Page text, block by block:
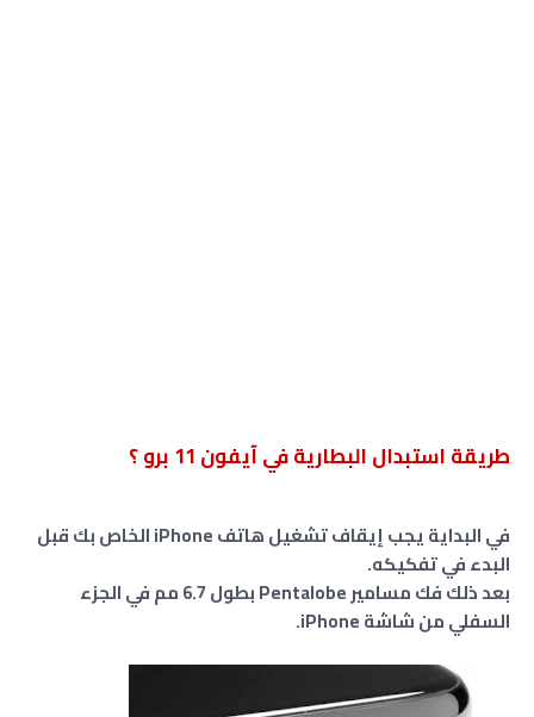
طريقة استبدال البطارية في آيفون 11 برو ؟
في البداية يجب إيقاف تشغيل هاتف iPhone الخاص بك قبل
البدء في تفكيكه.
بعد ذلك فك مسامير Pentalobe بطول 6.7 مم في الجزء
السفلي من شاشة iPhone.